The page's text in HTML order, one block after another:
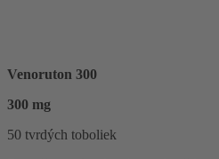
Venoruton 300
300 mg
50 tvrdých toboliek